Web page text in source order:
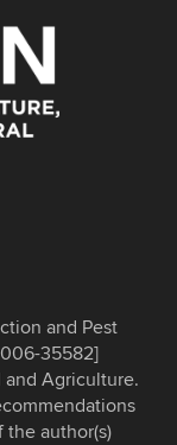
and Pest
35582]
and Agriculture.
author(s)